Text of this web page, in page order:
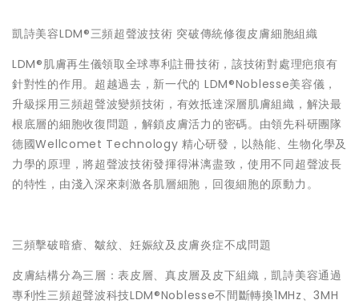
凱詩美容LDM®三頻超聲波技術 突破傳統修復皮膚細胞組織
LDM®肌膚再生儀領取全球專利註冊技術，該技術對處理疤痕有
針對性的作用。超越過去，新一代的 LDM®Noblesse美容儀，
升級採用三頻超聲波變頻技術，有效抵達深層肌膚組織，解決最
根底層的細胞收復問題，解鎖皮膚活力的密碼。由領先科研團隊
德國Wellcomet Technology 精心研發，以熱能、生物化學及
力學的原理，將超聲波技術發揮得淋漓盡致，使用不同超聲波長
的特性，由淺入深來刺激各肌層細胞，回復細胞的原動力。
三頻擊破暗瘡、皺紋、妊娠紋及皮膚炎症不成問題
皮膚結構分為三層：表皮層、真皮層及皮下組織，凱詩美容通過
專利性三頻超聲波科技LDM®Noblesse不間斷轉換1MHz、3MH